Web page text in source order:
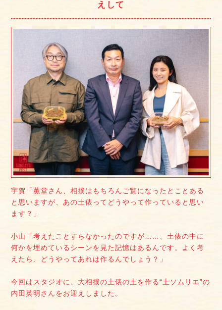
えして
宇賀「薫堂さん、相撲はもちろんご覧になったとことある
と思いますが、あの土俵ってどうやって作っていると思い
ます？」
小山「考えたことすらなかったのですが……、土俵の中に
何かを埋めているシーンを見た記憶はあるんです。よく考
えたら、どうやってあれは作るんでしょう？」
今回はスタジオに、大相撲の土俵の土を作る“土ソムリエ”の
内田英明さんをお迎えしました。